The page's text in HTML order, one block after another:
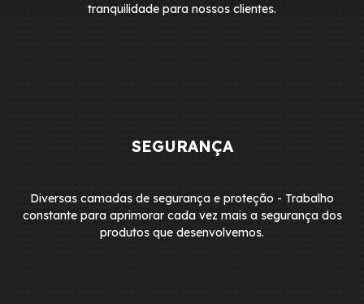
tranquilidade para nossos clientes.
SEGURANÇA
Diversas camadas de segurança e proteção - Trabalho
constante para aprimorar cada vez mais a segurança dos
produtos que desenvolvemos.